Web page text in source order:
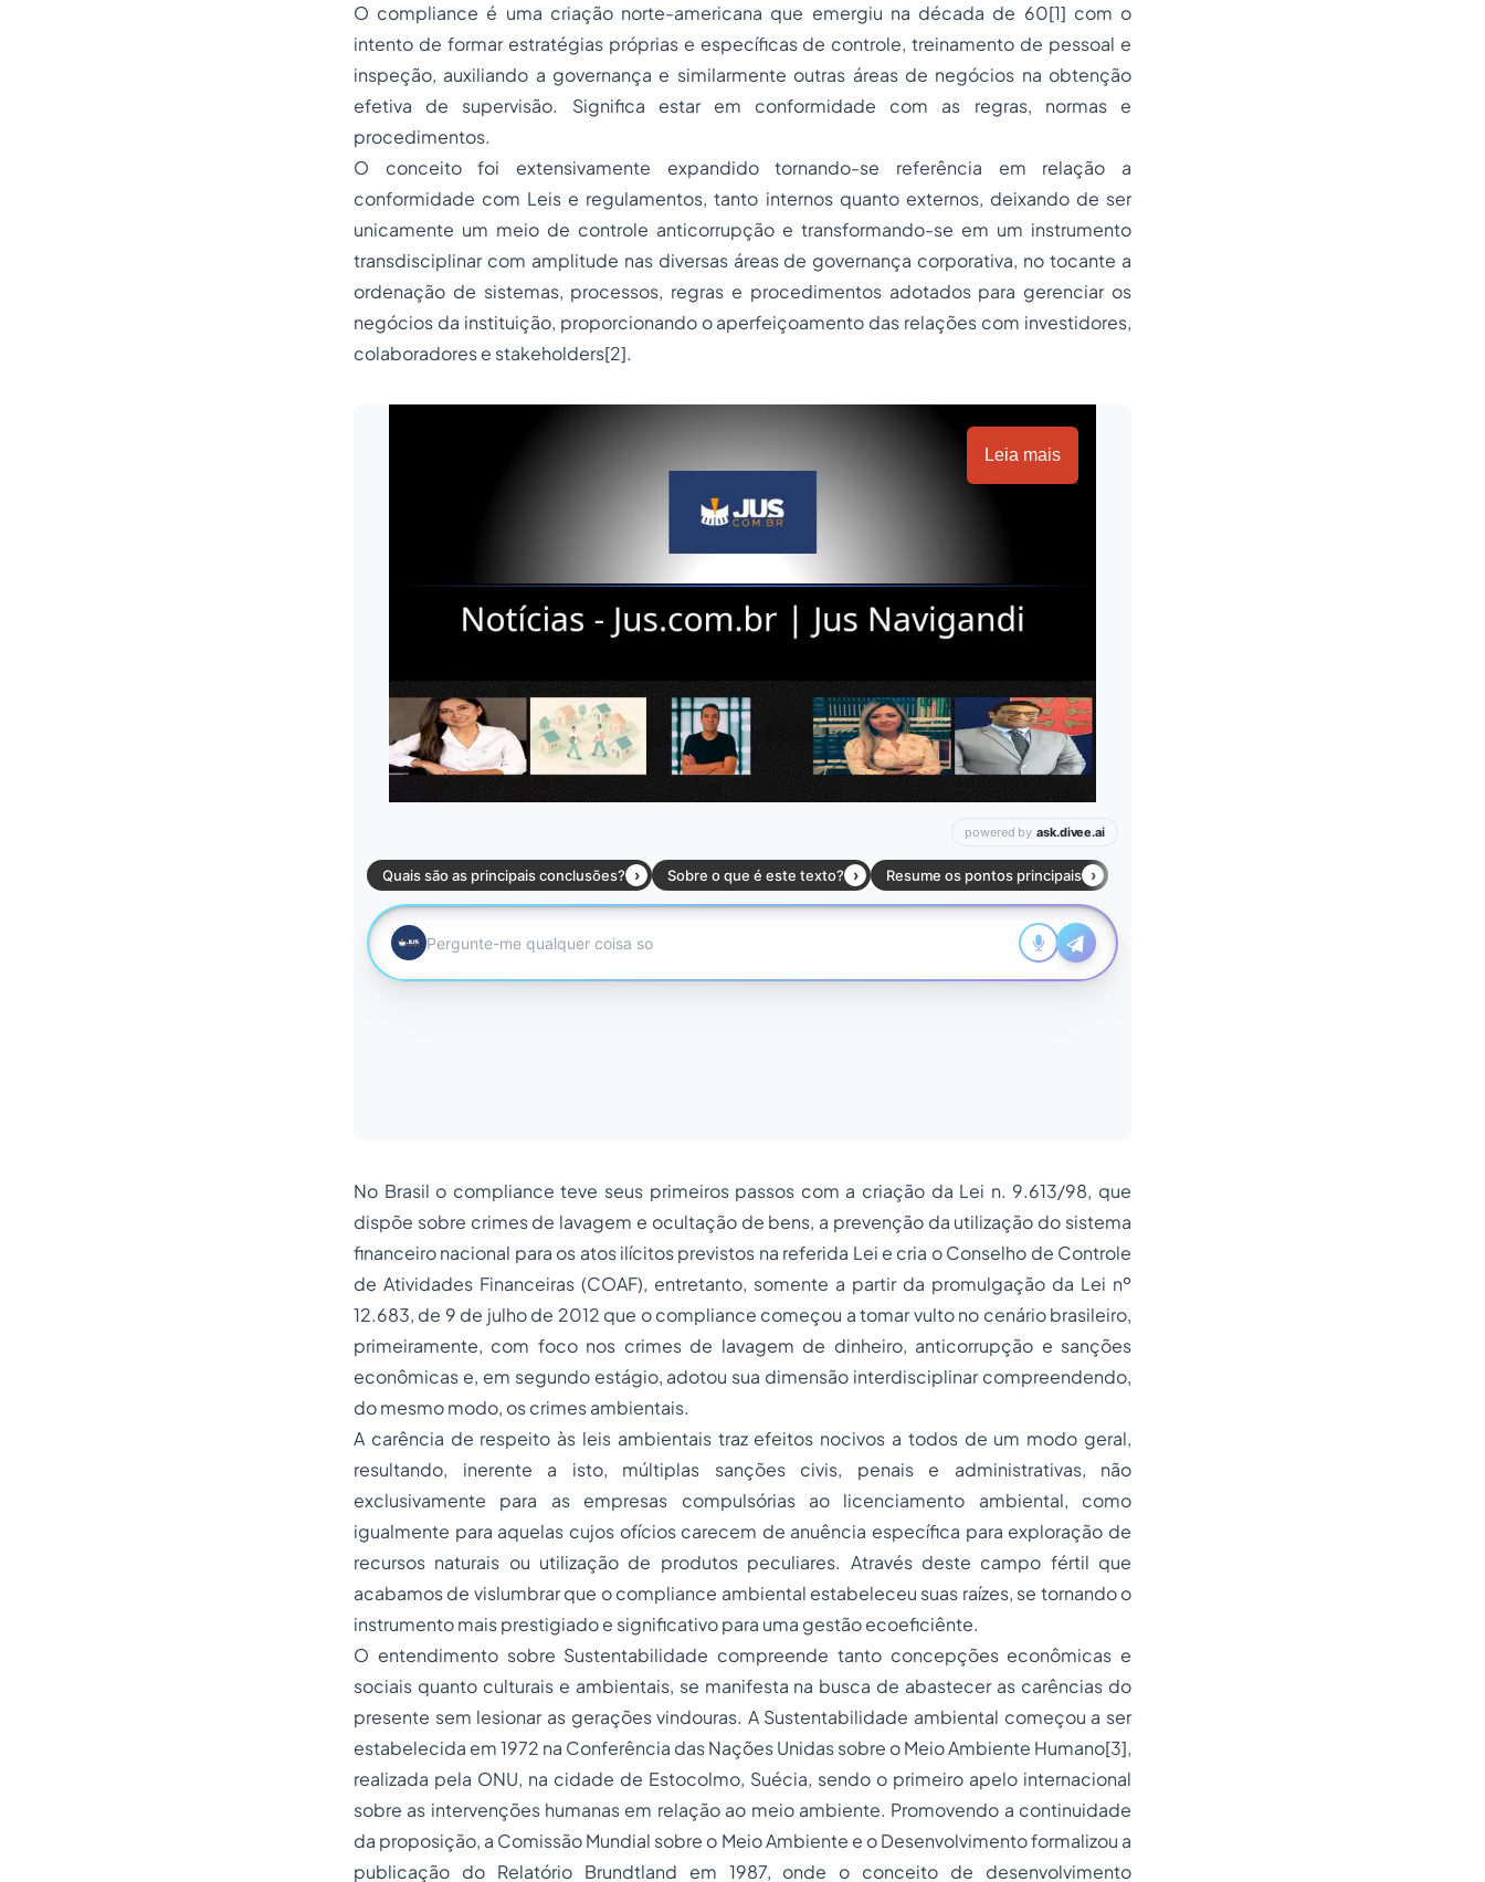
O compliance é uma criação norte-americana que emergiu na década de 60[1] com o
intento de formar estratégias próprias e específicas de controle, treinamento de pessoal e
inspeção, auxiliando a governança e similarmente outras áreas de negócios na obtenção
efetiva de supervisão. Significa estar em conformidade com as regras, normas e
procedimentos.
O conceito foi extensivamente expandido tornando-se referência em relação a
conformidade com Leis e regulamentos, tanto internos quanto externos, deixando de ser
unicamente um meio de controle anticorrupção e transformando-se em um instrumento
transdisciplinar com amplitude nas diversas áreas de governança corporativa, no tocante a
ordenação de sistemas, processos, regras e procedimentos adotados para gerenciar os
negócios da instituição, proporcionando o aperfeiçoamento das relações com investidores,
colaboradores e stakeholders[2].
Leia mais
No Brasil o compliance teve seus primeiros passos com a criação da Lei n. 9.613/98, que
dispõe sobre crimes de lavagem e ocultação de bens, a prevenção da utilização do sistema
financeiro nacional para os atos ilícitos previstos na referida Lei e cria o Conselho de Controle
de Atividades Financeiras (COAF), entretanto, somente a partir da promulgação da Lei nº
12.683, de 9 de julho de 2012 que o compliance começou a tomar vulto no cenário brasileiro,
primeiramente, com foco nos crimes de lavagem de dinheiro, anticorrupção e sanções
econômicas e, em segundo estágio, adotou sua dimensão interdisciplinar compreendendo,
do mesmo modo, os crimes ambientais.
A carência de respeito às leis ambientais traz efeitos nocivos a todos de um modo geral,
resultando, inerente a isto, múltiplas sanções civis, penais e administrativas, não
exclusivamente para as empresas compulsórias ao licenciamento ambiental, como
igualmente para aquelas cujos ofícios carecem de anuência específica para exploração de
recursos naturais ou utilização de produtos peculiares. Através deste campo fértil que
acabamos de vislumbrar que o compliance ambiental estabeleceu suas raízes, se tornando o
instrumento mais prestigiado e significativo para uma gestão ecoeficiênte.
O entendimento sobre Sustentabilidade compreende tanto concepções econômicas e
sociais quanto culturais e ambientais, se manifesta na busca de abastecer as carências do
presente sem lesionar as gerações vindouras. A Sustentabilidade ambiental começou a ser
estabelecida em 1972 na Conferência das Nações Unidas sobre o Meio Ambiente Humano[3],
realizada pela ONU, na cidade de Estocolmo, Suécia, sendo o primeiro apelo internacional
sobre as intervenções humanas em relação ao meio ambiente. Promovendo a continuidade
da proposição, a Comissão Mundial sobre o Meio Ambiente e o Desenvolvimento formalizou a
publicação do Relatório Brundtland em 1987, onde o conceito de desenvolvimento